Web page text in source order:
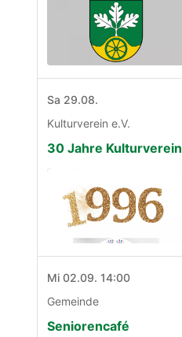
Sa 29.08.
Kulturverein e.V.
30 Jahre Kulturverein
Mi 02.09. 14:00
Gemeinde
Seniorencafé